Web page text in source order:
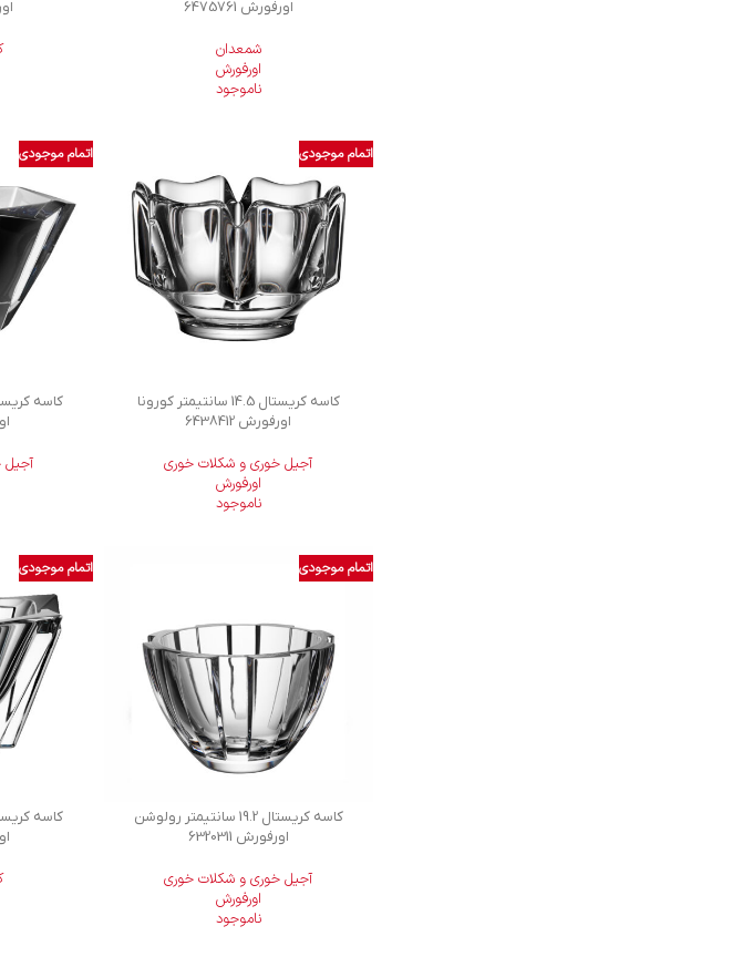
اورفورش 6475761
شمعدان
اورفورش
ناموجود
اتمام موجودی
کاسه کریستال 14.5 سانتیمتر کورونا
اورفورش 6438412
آجیل خوری و شکلات خوری
اورفورش
ناموجود
اتمام موجودی
اتمام موجودی
کاسه کریستال 19.2 سانتیمتر رولوشن
اورفورش 6320311
آجیل خوری و شکلات خوری
اورفورش
ناموجود
اتمام موجودی